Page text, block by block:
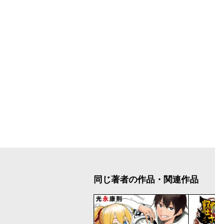
同じ著者の作品・関連作品